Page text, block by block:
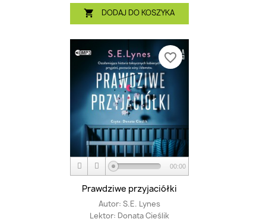
 DODAJ DO KOSZYKA
00:00
Prawdziwe przyjaciółki
Autor: S.E. Lynes
Lektor: Donata Cieślik
favorite_border